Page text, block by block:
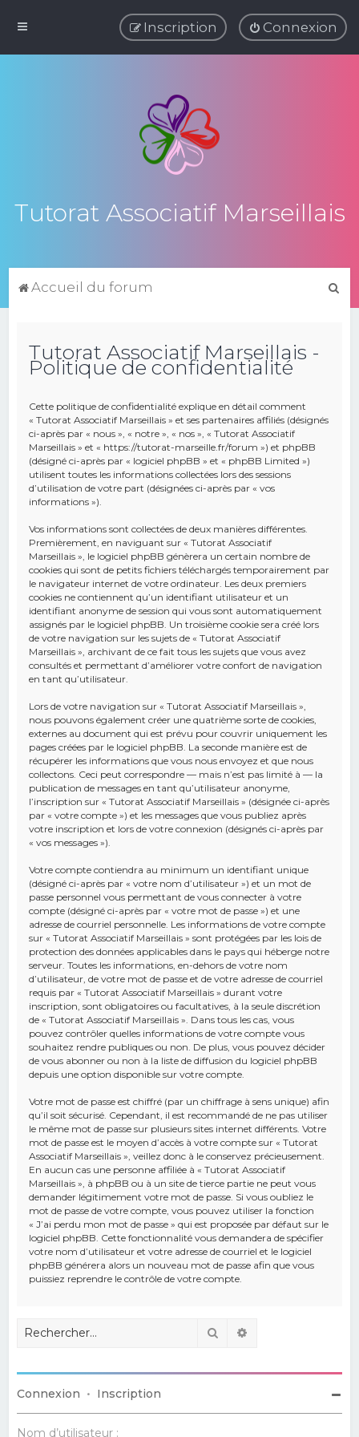
Connexion
Inscription
Tutorat Associatif Marseillais
Accueil du forum
Tutorat Associatif Marseillais -
Politique de confidentialité
Cette politique de confidentialité explique en détail comment
« Tutorat Associatif Marseillais » et ses partenaires affiliés (désignés
ci-après par « nous », « notre », « nos », « Tutorat Associatif
Marseillais » et « https://tutorat-marseille.fr/forum ») et phpBB
(désigné ci-après par « logiciel phpBB » et « phpBB Limited »)
utilisent toutes les informations collectées lors des sessions
d’utilisation de votre part (désignées ci-après par « vos
informations »).
Vos informations sont collectées de deux manières différentes.
Premièrement, en naviguant sur « Tutorat Associatif
Marseillais », le logiciel phpBB génèrera un certain nombre de
cookies qui sont de petits fichiers téléchargés temporairement par
le navigateur internet de votre ordinateur. Les deux premiers
cookies ne contiennent qu’un identifiant utilisateur et un
identifiant anonyme de session qui vous sont automatiquement
assignés par le logiciel phpBB. Un troisième cookie sera créé lors
de votre navigation sur les sujets de « Tutorat Associatif
Marseillais », archivant de ce fait tous les sujets que vous avez
consultés et permettant d’améliorer votre confort de navigation
en tant qu’utilisateur.
Lors de votre navigation sur « Tutorat Associatif Marseillais »,
nous pouvons également créer une quatrième sorte de cookies,
externes au document qui est prévu pour couvrir uniquement les
pages créées par le logiciel phpBB. La seconde manière est de
récupérer les informations que vous nous envoyez et que nous
collectons. Ceci peut correspondre — mais n’est pas limité à — la
publication de messages en tant qu’utilisateur anonyme,
l’inscription sur « Tutorat Associatif Marseillais » (désignée ci-après
par « votre compte ») et les messages que vous publiez après
votre inscription et lors de votre connexion (désignés ci-après par
« vos messages »).
Votre compte contiendra au minimum un identifiant unique
(désigné ci-après par « votre nom d’utilisateur ») et un mot de
passe personnel vous permettant de vous connecter à votre
compte (désigné ci-après par « votre mot de passe ») et une
adresse de courriel personnelle. Les informations de votre compte
sur « Tutorat Associatif Marseillais » sont protégées par les lois de
protection des données applicables dans le pays qui héberge notre
serveur. Toutes les informations, en-dehors de votre nom
d’utilisateur, de votre mot de passe et de votre adresse de courriel
requis par « Tutorat Associatif Marseillais » durant votre
inscription, sont obligatoires ou facultatives, à la seule discrétion
de « Tutorat Associatif Marseillais ». Dans tous les cas, vous
pouvez contrôler quelles informations de votre compte vous
souhaitez rendre publiques ou non. De plus, vous pouvez décider
de vous abonner ou non à la liste de diffusion du logiciel phpBB
depuis une option disponible sur votre compte.
Votre mot de passe est chiffré (par un chiffrage à sens unique) afin
qu’il soit sécurisé. Cependant, il est recommandé de ne pas utiliser
le même mot de passe sur plusieurs sites internet différents. Votre
mot de passe est le moyen d’accès à votre compte sur « Tutorat
Associatif Marseillais », veillez donc à le conservez précieusement.
En aucun cas une personne affiliée à « Tutorat Associatif
Marseillais », à phpBB ou à un site de tierce partie ne peut vous
demander légitimement votre mot de passe. Si vous oubliez le
mot de passe de votre compte, vous pouvez utiliser la fonction
« J’ai perdu mon mot de passe » qui est proposée par défaut sur le
logiciel phpBB. Cette fonctionnalité vous demandera de spécifier
votre nom d’utilisateur et votre adresse de courriel et le logiciel
phpBB générera alors un nouveau mot de passe afin que vous
puissiez reprendre le contrôle de votre compte.
Rechercher
Connexion • Inscription
Nom d’utilisateur :